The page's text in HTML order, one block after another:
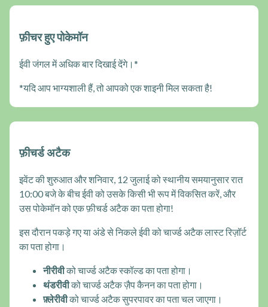
फ़ीचर हुए पोकेमॉन
ईवी जंगल में अधिक बार दिखाई देंगे।*
*यदि आप भाग्यशाली हैं, तो आपको एक शाइनी मिल सकता है!
फ़ीचर्ड अटैक
इवेंट की शुरुआत और शनिवार, 12 जुलाई को स्थानीय समयानुसार रात
10:00 बजे के बीच ईवी को उसके किसी भी रूप में विकसित करें, और
उस पोकेमॉन को एक फ़ीचर्ड अटैक का पता होगा!
इस दौरान पकड़े गए या अंडे से निकले ईवी को चार्ज्ड अटैक लास्ट रिज़ॉर्ट
का पता होगा।
नीरीवीको चार्ज्ड अटैक स्कॉल्ड का पता होगा।
थंडरीवीको चार्ज्ड अटैक ज़ैप कैनन का पता होगा।
फ़्लेरीवीको चार्ज्ड अटैक सुपरपावर का पता चल जाएगा।